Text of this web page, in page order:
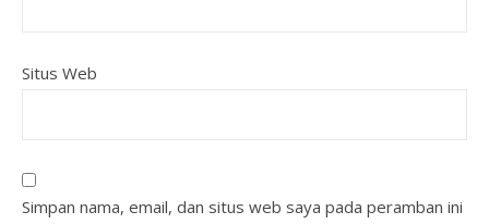
Situs Web
Simpan nama, email, dan situs web saya pada peramban ini